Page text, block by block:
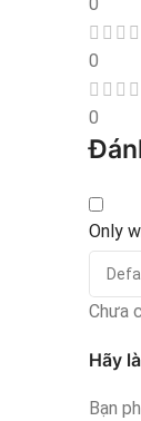
0
0
Only
Chưa
Hãy
Bạn